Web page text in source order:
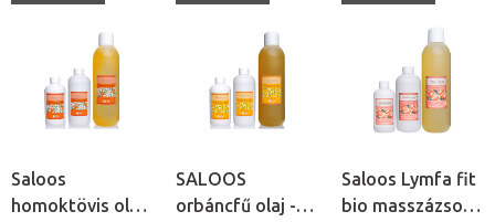
Saloos
homoktövis olaj
SALOOS
orbáncfű olaj -
Saloos Lymfa fit
bio masszázsolaj